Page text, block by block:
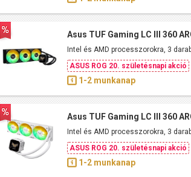
Asus TUF Gaming LC III 360
Intel és AMD processzorokra, 3
ASUS ROG 20. születésnapi akció
1-2 munkanap
Asus TUF Gaming LC III 360
Intel és AMD processzorokra, 3
ASUS ROG 20. születésnapi akció
1-2 munkanap